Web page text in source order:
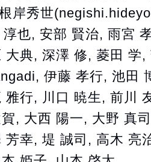
岸秀世
淳也, 安部 賢治, 雨宮
大典, 深澤 修, 菱田 学
伊藤 孝行, 池田
雅行, 川口 暁生, 前川
, 大西 陽一, 大野 真
芳幸, 堤 誠司, 高木 亮